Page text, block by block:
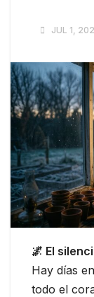
JUL 1,
🌌 El
Hay días
todo el